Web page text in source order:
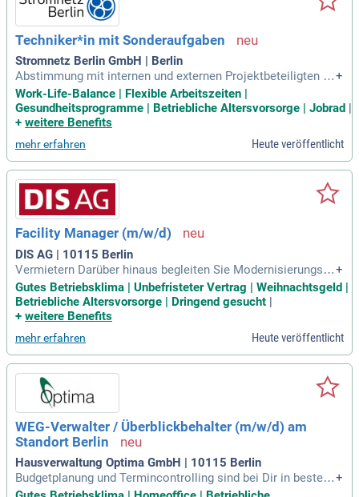
Techniker*in mit Sonderaufgaben
Stromnetz Berlin GmbH | Berlin
Abstimmung mit internen und externen Projektbeteiligten zu
r Sicherstellung von Qualität, Arbeitssicherheit und terminge
rechter Leistungserbringung; Steuerung und Weiterentwicklu
ng von Rahmenverträgen für technische Dienstleistungen un
+
Work-Life-Balance | Flexible Arbeitszeiten |
Gesundheitsprogramme | Betriebliche Altersvorsorge | Jobrad
+ weitere Benefits
mehr erfahren Heute veröffentlicht
Facility Manager (m/w/d)
DIS AG | 10115 Berlin
Vermietern Darüber hinaus begleiten Sie Modernisierungs- u
nd Optimierungsprojekte, unterstützen bauliche Maßnahme
n und wirken aktiv an der nachhaltigen Weiterentwicklung d
er Liegenschaften mit Auch bei Ausschreibungen, Leistungs
+
Gutes Betriebsklima | Unbefristeter Vertrag | Weihnachtsgeld |
Betriebliche Altersvorsorge | Dringend gesucht |
+ weitere Benefits
mehr erfahren Heute veröffentlicht
WEG-Verwalter / Überblickbehalter (m/w/d) am
Standort Berlin
Hausverwaltung Optima GmbH | 10115 Berlin
Budgetplanung und Termincontrolling sind bei Dir in besten
Händen – Du hast die Zahlen und Termine fest im Griff.
+